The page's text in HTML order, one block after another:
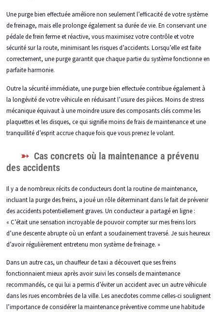
Une purge bien effectuée améliore non seulement l’efficacité de votre système
de freinage, mais elle prolonge également sa durée de vie. En conservant une
pédale de frein ferme et réactive, vous maximisez votre contrôle et votre
sécurité sur la route, minimisant les risques d’accidents. Lorsqu’elle est faite
correctement, une purge garantit que chaque partie du système fonctionne en
parfaite harmonie.
Outre la sécurité immédiate, une purge bien effectuée contribue également à
la longévité de votre véhicule en réduisant l’usure des pièces. Moins de stress
mécanique équivaut à une moindre usure des composants clés comme les
plaquettes et les disques, ce qui signifie moins de frais de maintenance et une
tranquillité d’esprit accrue chaque fois que vous prenez le volant.
Cas concrets où la maintenance a prévenu
des accidents
Il y a de nombreux récits de conducteurs dont la routine de maintenance,
incluant la purge des freins, a joué un rôle déterminant dans le fait de prévenir
des accidents potentiellement graves. Un conducteur a partagé en ligne :
« C’était une sensation incroyable de pouvoir compter sur mes freins lors
d’une descente abrupte où un enfant a soudainement traversé. Je suis heureux
d’avoir régulièrement entretenu mon système de freinage. »
Dans un autre cas, un chauffeur de taxi a découvert que ses freins
fonctionnaient mieux après avoir suivi les conseils de maintenance
recommandés, ce qui lui a permis d’éviter un accident avec un autre véhicule
dans les rues encombrées de la ville. Les anecdotes comme celles-ci soulignent
l’importance de considérer la maintenance préventive comme une habitude